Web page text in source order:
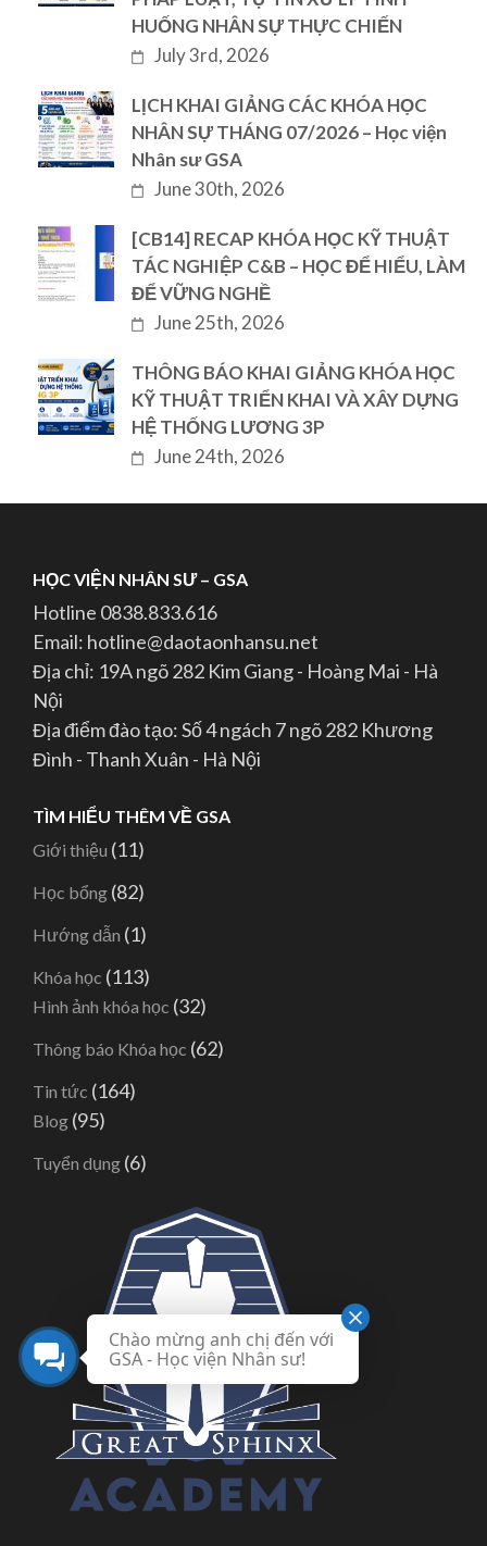
HUỐNG NHÂN SỰ THỰC CHIẾN
July 3rd, 2026
LỊCH KHAI GIẢNG CÁC KHÓA HỌC
NHÂN SỰ THÁNG 07/2026 – Học viện
Nhân sư GSA
June 30th, 2026
[CB14] RECAP KHÓA HỌC KỸ THUẬT
TÁC NGHIỆP C&B – HỌC ĐỂ HIỂU, LÀM
ĐỂ VỮNG NGHỀ
June 25th, 2026
THÔNG BÁO KHAI GIẢNG KHÓA HỌC
KỸ THUẬT TRIỂN KHAI VÀ XÂY DỰNG
HỆ THỐNG LƯƠNG 3P
June 24th, 2026
HỌC VIỆN NHÂN SƯ – GSA
Hotline 0838.833.616
Email: hotline@daotaonhansu.net
Địa chỉ: 19A ngõ 282 Kim Giang - Hoàng Mai - Hà
Nội
Địa điểm đào tạo: Số 4 ngách 7 ngõ 282 Khương
Đình - Thanh Xuân - Hà Nội
TÌM HIỂU THÊM VỀ GSA
Giới thiệu (11)
Học bổng (82)
Hướng dẫn (1)
Khóa học (113)
Hình ảnh khóa học (32)
Thông báo Khóa học (62)
Tin tức (164)
Blog (95)
Tuyển dụng (6)
Chào mừng anh chị đến với
GSA - Học viện Nhân sư!